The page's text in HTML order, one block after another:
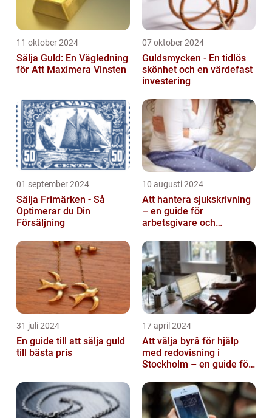
11 oktober 2024
Sälja Guld: En Vägledning
för Att Maximera Vinsten
07 oktober 2024
Guldsmycken - En tidlös
skönhet och en värdefast
investering
01 september 2024
Sälja Frimärken - Så
Optimerar du Din
Försäljning
10 augusti 2024
Att hantera sjukskrivning
– en guide för
arbetsgivare och
31 juli 2024
En guide till att sälja guld
till bästa pris
17 april 2024
Att välja byrå för hjälp
med redovisning i
Stockholm – en guide för